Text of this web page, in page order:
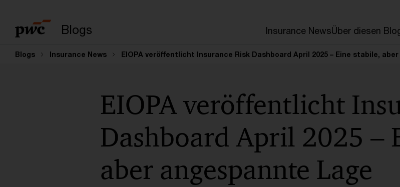
Blogs Insurance NewsÜber diesen
Blogs Insurance News EIOPA veröffentlicht Insurance Risk Dashboard April 2025 – Eine stabile,
EIOPA veröffentlicht
Dashboard April 2025 –
aber angespannte Lage